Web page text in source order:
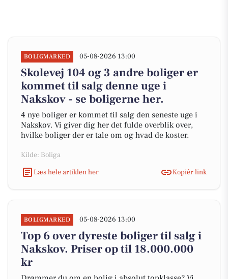
BOLIGMARKED 05-08-2026 13:00
Skolevej 104 og 3 andre boliger er
kommet til salg denne uge i
Nakskov - se boligerne her.
4 nye boliger er kommet til salg den seneste uge i
Nakskov. Vi giver dig her det fulde overblik over,
hvilke boliger der er tale om og hvad de koster.
Kilde: Boliga
Læs hele artiklen her
Kopiér link
BOLIGMARKED 05-08-2026 13:00
Top 6 over dyreste boliger til salg i
Nakskov. Priser op til 18.000.000
kr